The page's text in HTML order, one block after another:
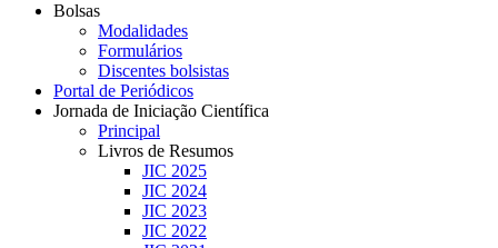
Bolsas
Modalidades
Formulários
Discentes bolsistas
Portal de Periódicos
Jornada de Iniciação Científica
Principal
Livros de Resumos
JIC 2025
JIC 2024
JIC 2023
JIC 2022